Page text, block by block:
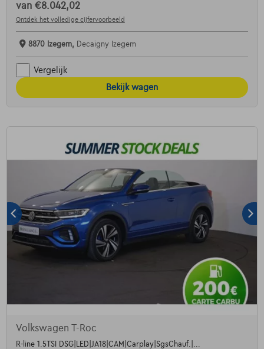
van €8.042,02
Ontdek het volledige cijfervoorbeeld
8870 Izegem, Decaigny Izegem
Vergelijk
Bekijk wagen
Volkswagen T-Roc
R-line 1.5TSI DSG|LED|JA18|CAM|Carplay|SgsChauf.|...